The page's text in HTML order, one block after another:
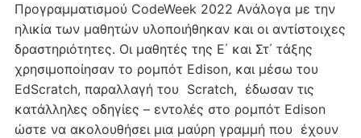
Προγραμματισμού CodeWeek 2022 Ανάλογα με την
ηλικία των μαθητών υλοποιήθηκαν και οι αντίστοιχες
δραστηριότητες. Οι μαθητές της Ε΄ και Στ΄ τάξης
χρησιμοποίησαν το ρομπότ Edison, και μέσω του
EdScratch, παραλλαγή του Scratch, έδωσαν τις
κατάλληλες οδηγίες – εντολές στο ρομπότ Edison
ώστε να ακολουθήσει μια μαύρη γραμμή που έχουν